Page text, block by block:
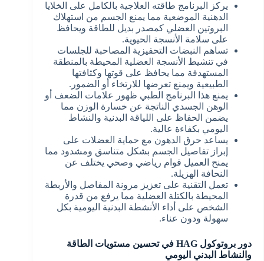
يركز البرنامج طاقته العلاجية بالكامل على الخلايا
الدهنية الموضعية مما يمنع الجسم من استهلاك
البروتين العضلي كمصدر بديل للطاقة ويحافظ
على سلامة الأنسجة الحيوية.
تساهم النبضات التحفيزية المصاحبة للجلسات
في تنشيط الأنسجة العضلية المحيطة بالمنطقة
المستهدفة مما يحافظ على قوتها وكثافتها
الطبيعية ويمنع تعرضها للارتخاء أو الضمور.
يمنع هذا البرنامج الطبي ظهور علامات الضعف أو
الوهن الجسدي الناتجة عن خسارة الوزن مما
يضمن الحفاظ على اللياقة البدنية والنشاط
اليومي بكفاءة عالية.
يساعد حرق الدهون مع حماية العضلات على
إبراز تفاصيل الجسم بشكل متناسق ومشدود مما
يمنح العميل قوام رياضي وصحي يختلف عن
النحافة الهزيلة.
تعمل التقنية على تعزيز مرونة المفاصل والأربطة
المحيطة بالكتلة العضلية مما يرفع من قدرة
الشخص على أداء الأنشطة البدنية اليومية بكل
سهولة ودون عناء.
دور بروتوكول HAG في تحسين مستويات الطاقة
والنشاط البدني اليومي